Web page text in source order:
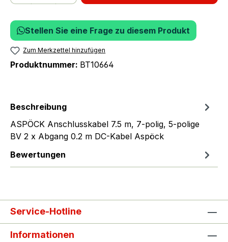
Stellen Sie eine Frage zu diesem Produkt
Zum Merkzettel hinzufügen
Produktnummer: BT10664
Beschreibung
ASPÖCK Anschlusskabel 7.5 m, 7-polig, 5-polige
BV 2 x Abgang 0.2 m DC-Kabel Aspöck
Bewertungen
Service-Hotline
Informationen